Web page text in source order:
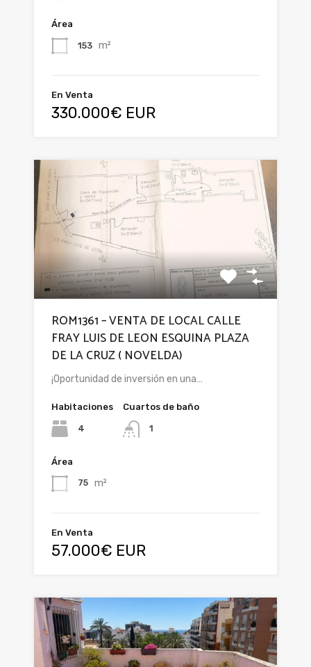
Área
153 m²
En Venta
330.000€ EUR
ROM1361 – VENTA DE LOCAL CALLE
FRAY LUIS DE LEON ESQUINA PLAZA
DE LA CRUZ ( NOVELDA)
¡Oportunidad de inversión en una…
Habitaciones
4
Cuartos de baño
1
Área
75 m²
En Venta
57.000€ EUR